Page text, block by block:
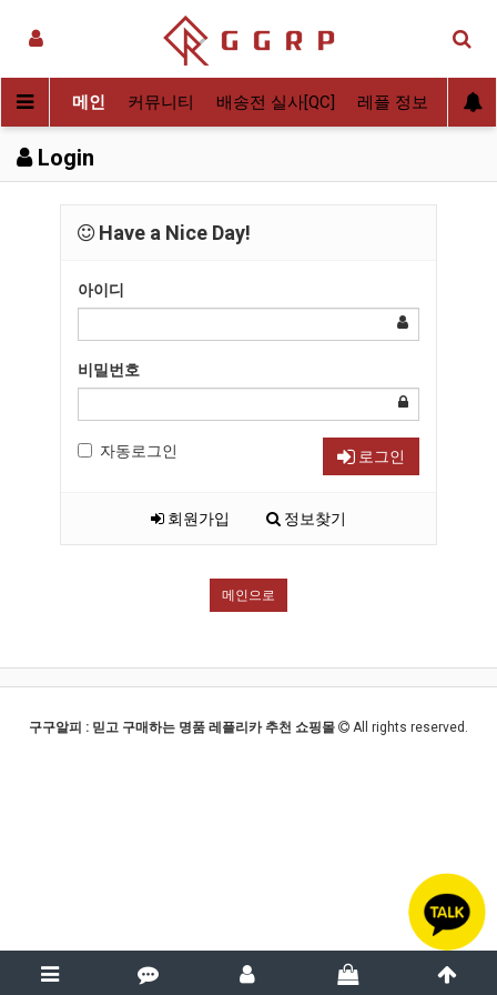
메인 커뮤니티 배송전 실사[QC] 레플 정보 후기
Login
Have a Nice Day!
아이디
비밀번호
자동로그인 로그인
회원가입 정보찾기
메인으로
구구알피 : 믿고 구매하는 명품 레플리카 추천 쇼핑몰 All rights reserved.